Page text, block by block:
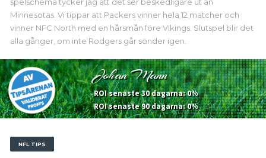
spelschema tycker jag att det ser beskedligare ut än
Minnesotas. Vi tippar att Packers vinner hela 12 matcher och
vinner NFC North med en hårsmån före VIkings. Slutspel blir det
alla gånger, om inte Rodgers går sönder igen.
Johan Mann
ROI senaste 30 dagarna: 0%
ROI senaste 90 dagarna: 0%
NFL TIPS